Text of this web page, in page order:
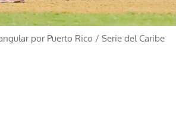
por Puerto Rico / Serie del Caribe